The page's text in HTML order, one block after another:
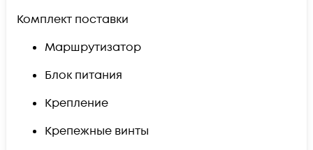
Комплект поставки
Маршрутизатор
Блок питания
Крепление
Крепежные винты